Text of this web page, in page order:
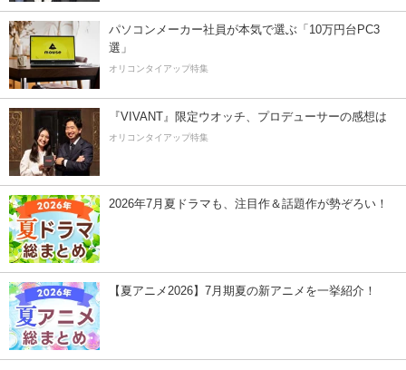
パソコンメーカー社員が本気で選ぶ「10万円台PC3
選」
オリコンタイアップ特集
『VIVANT』限定ウオッチ、プロデューサーの感想は
オリコンタイアップ特集
2026年7月夏ドラマも、注目作＆話題作が勢ぞろい！
【夏アニメ2026】7月期夏の新アニメを一挙紹介！